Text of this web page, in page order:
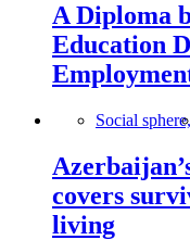
A Diploma
Education
Social sphere,
covers
living